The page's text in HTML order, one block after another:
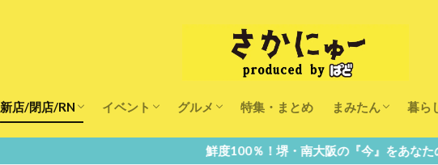
新店/閉店/RN イベント グルメ
ランチ
カフェ
特集・まとめ まみたん
まみたんイベン
習い事・キャンペ
幼稚園・こども園
暮ら
医療
美
大
キッ
子
子
お
鮮度100％！堺・南大阪の『今』をあなたのスマホへ直送！